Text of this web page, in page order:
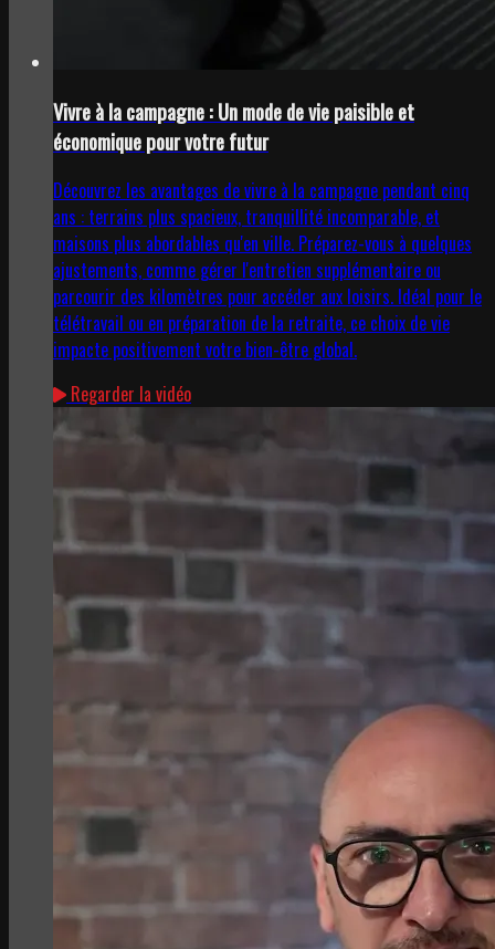
Vivre à la campagne : Un mode de vie paisible et
économique pour votre futur
Découvrez les avantages de vivre à la campagne pendant cinq
ans : terrains plus spacieux, tranquillité incomparable, et
maisons plus abordables qu'en ville. Préparez-vous à quelques
ajustements, comme gérer l'entretien supplémentaire ou
parcourir des kilomètres pour accéder aux loisirs. Idéal pour le
télétravail ou en préparation de la retraite, ce choix de vie
impacte positivement votre bien-être global.
Regarder la vidéo